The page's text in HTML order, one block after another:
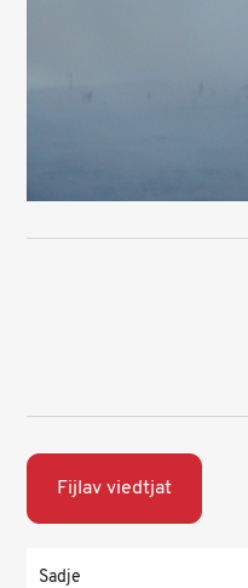
Fijlav viedtjat
Sadje